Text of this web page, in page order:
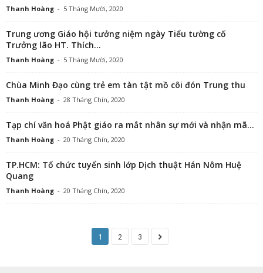
Thanh Hoàng - 5 Tháng Mười, 2020
Trung ương Giáo hội tưởng niệm ngày Tiểu tường cố
Trưởng lão HT. Thích...
Thanh Hoàng - 5 Tháng Mười, 2020
Chùa Minh Đạo cùng trẻ em tàn tật mồ côi đón Trung thu
Thanh Hoàng - 28 Tháng Chín, 2020
Tạp chí văn hoá Phật giáo ra mắt nhân sự mới và nhận mã...
Thanh Hoàng - 20 Tháng Chín, 2020
TP.HCM: Tổ chức tuyển sinh lớp Dịch thuật Hán Nôm Huệ
Quang
Thanh Hoàng - 20 Tháng Chín, 2020
1 2 3